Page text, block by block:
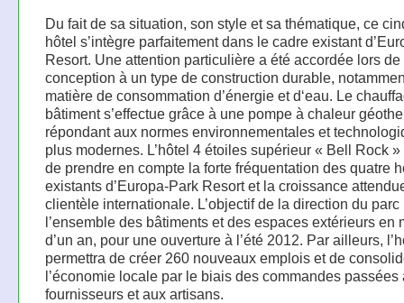
Du fait de sa situation, son style et sa thématique, ce
hôtel s’intègre parfaitement dans le cadre existant
Resort. Une attention particulière a été accordée lors de
conception à un type de construction durable,
matière de consommation d’énergie et d‘eau. Le
bâtiment s’effectue grâce à une pompe à chaleur
répondant aux normes environnementales et
plus modernes. L’hôtel 4 étoiles supérieur « Bell Rock
de prendre en compte la forte fréquentation des quatre
existants d’Europa-Park Resort et la croissance
clientèle internationale. L’objectif de la direction du parc
l’ensemble des bâtiments et des espaces extérieurs en
d’un an, pour une ouverture à l’été 2012. Par ailleurs,
permettra de créer 260 nouveaux emplois et de
l’économie locale par le biais des commandes passées
fournisseurs et aux artisans.